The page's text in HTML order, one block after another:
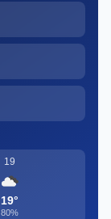
19
19°
80%